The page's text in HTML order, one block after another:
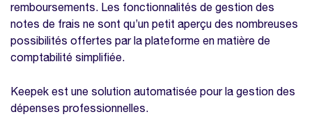
remboursements. Les fonctionnalités de gestion des
notes de frais ne sont qu’un petit aperçu des nombreuses
possibilités offertes par la plateforme en matière de
comptabilité simplifiée.
Keepek est une solution automatisée pour la gestion des
dépenses professionnelles.